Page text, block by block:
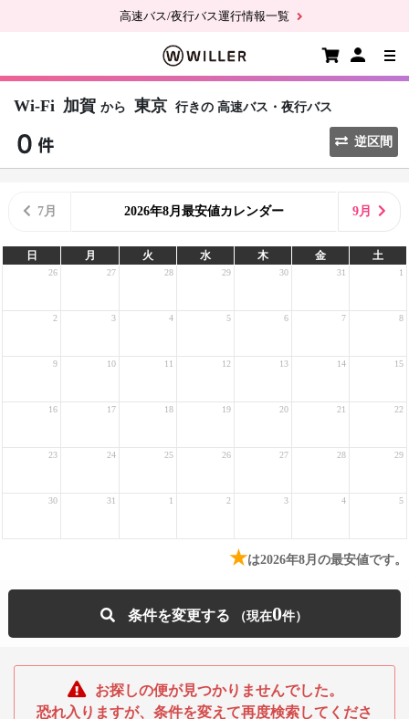
高速バス/夜行バス運行情報一覧
Wi-Fi 加賀 から 東京 行きの 高速バス・夜行バス
逆区間
7月 2026年8月最安値カレンダー 9月
日 月 火 水 木 金 土
26 27 28 29 30 31 1
2 3 4 5 6 7 8
9 10 11 12 13 14 15
16 17 18 19 20 21 22
23 24 25 26 27 28 29
30 31 1 2 3 4 5
★は2026年8月の最安値です。
条件を変更する 0
お探しの便が見つかりませんでした。
恐れ入りますが、条件を変えて再度検索してくださ